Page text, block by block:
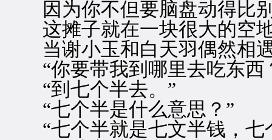
因为你不但要脑盘动得比别
这摊子就在一块很大的空
当谢小玉和白天羽偶然相遇
“你要带我到哪里去吃东西
“到七个半去。”
“七个半是什么意思？”
“七个半就是七文半钱，七